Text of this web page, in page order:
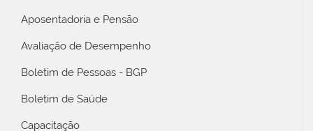
Aposentadoria e Pensão
Avaliação de Desempenho
Boletim de Pessoas - BGP
Boletim de Saúde
Capacitação